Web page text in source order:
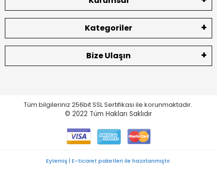
Kategoriler
Bize Ulaşın
Tüm bilgileriniz 256bit SSL Sertifikası ile korunmaktadır.
© 2022 Tüm Hakları Saklıdır
Eytemiş | E-ticaret paketleri ile hazırlanmıştır.